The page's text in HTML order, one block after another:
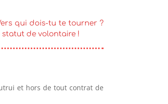
qui dois-tu te tourner ?
statut de volontaire !
et hors de tout contrat de